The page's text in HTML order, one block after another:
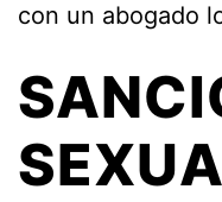
con un abogado